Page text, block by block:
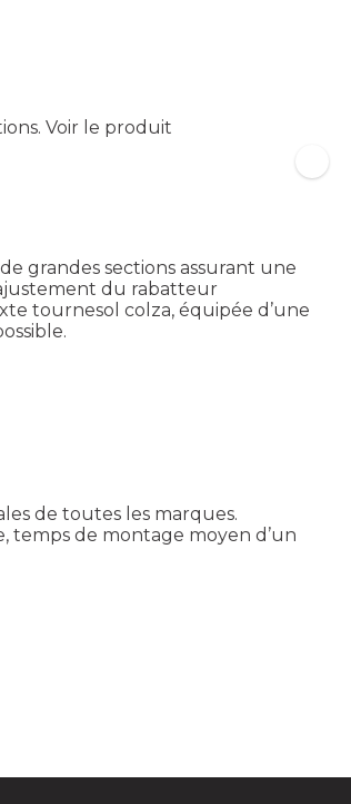
Voir le produit
grandes sections assurant une
du rabatteur
tournesol colza, équipée d’une
de toutes les marques.
temps de montage moyen d’un